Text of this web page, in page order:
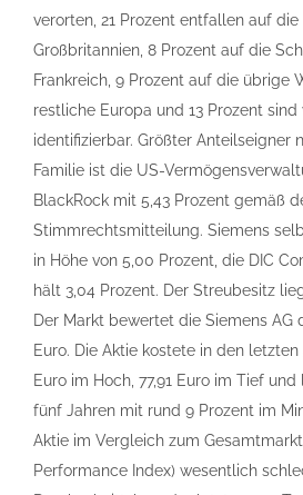
verorten, 21 Prozent entfallen auf die
Großbritannien, 8 Prozent auf die
Frankreich, 9 Prozent auf die übrige
restliche Europa und 13 Prozent
identifizierbar. Größter Anteilseigner
Familie ist die US-
BlackRock mit 5,43 Prozent gemäß
Stimmrechtsmitteilung. Siemens
in Höhe von 5,00 Prozent, die DIC
hält 3,04 Prozent. Der Streubesitz
Der Markt bewertet die Siemens AG
Euro. Die Aktie kostete in den letzten
Euro im Hoch, 77,91 Euro im Tief
fünf Jahren mit rund 9 Prozent im
Aktie im Vergleich zum
Performance Index) wesentlich